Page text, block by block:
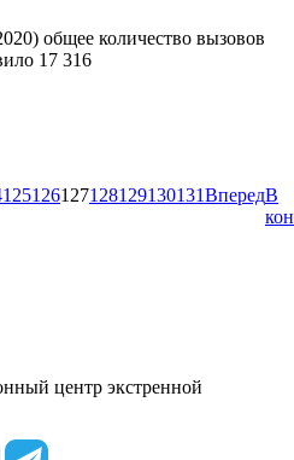
общее количество вызовов
17 316
125126127128129130131ВпередВ
центр экстренной